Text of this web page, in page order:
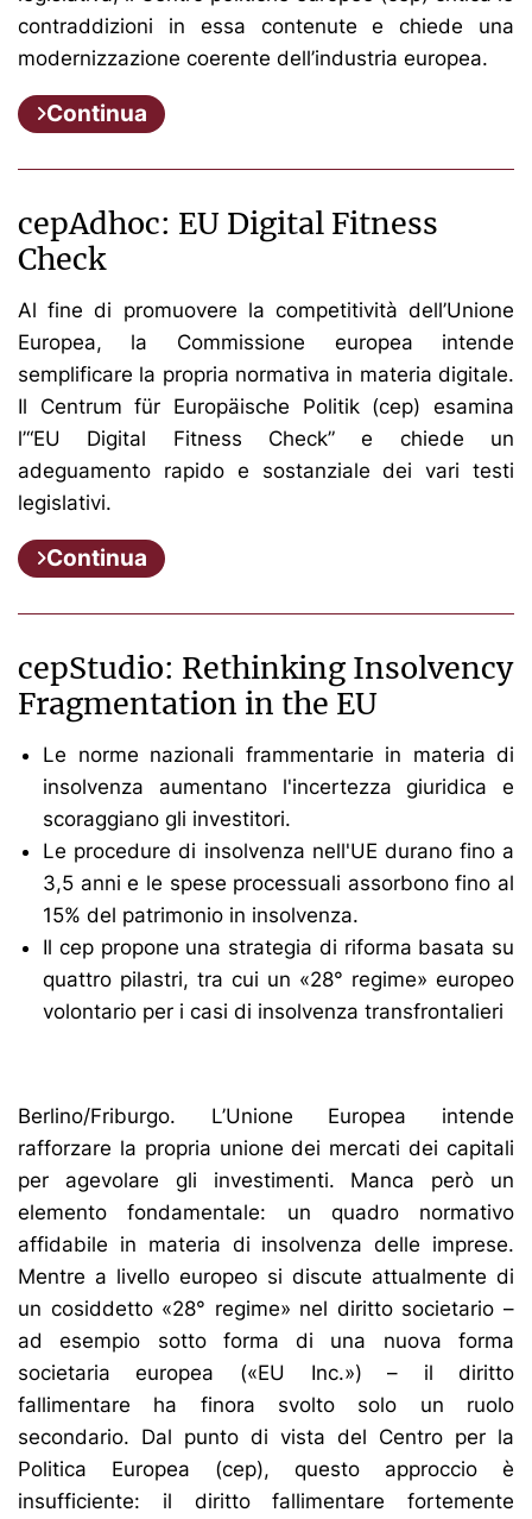
contraddizioni in essa contenute e chiede una
modernizzazione coerente dell’industria europea.
Continua
cepAdhoc: EU Digital Fitness
Check
Al fine di promuovere la competitività dell’Unione
Europea, la Commissione europea intende
semplificare la propria normativa in materia digitale.
Il Centrum für Europäische Politik (cep) esamina
l’“EU Digital Fitness Check” e chiede un
adeguamento rapido e sostanziale dei vari testi
legislativi.
Continua
cepStudio: Rethinking Insolvency
Fragmentation in the EU
Le norme nazionali frammentarie in materia di
insolvenza aumentano l'incertezza giuridica e
scoraggiano gli investitori.
Le procedure di insolvenza nell'UE durano fino a
3,5 anni e le spese processuali assorbono fino al
15% del patrimonio in insolvenza.
Il cep propone una strategia di riforma basata su
quattro pilastri, tra cui un «28° regime» europeo
volontario per i casi di insolvenza transfrontalieri
Berlino/Friburgo. L’Unione Europea intende
rafforzare la propria unione dei mercati dei capitali
per agevolare gli investimenti. Manca però un
elemento fondamentale: un quadro normativo
affidabile in materia di insolvenza delle imprese.
Mentre a livello europeo si discute attualmente di
un cosiddetto «28° regime» nel diritto societario –
ad esempio sotto forma di una nuova forma
societaria europea («EU Inc.») – il diritto
fallimentare ha finora svolto solo un ruolo
secondario. Dal punto di vista del Centro per la
Politica Europea (cep), questo approccio è
insufficiente: il diritto fallimentare fortemente